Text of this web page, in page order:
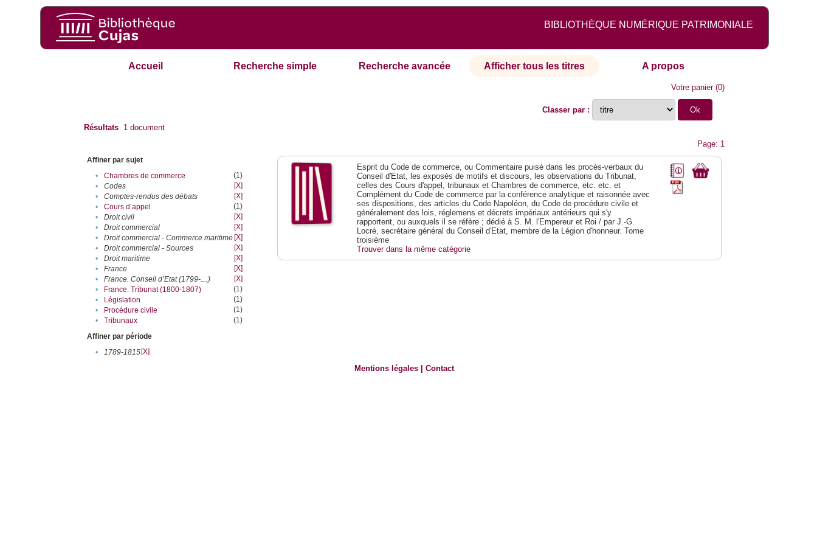
BIBLIOTHÈQUE NUMÉRIQUE PATRIMONIALE
Accueil Recherche simple Recherche avancée Afficher tous les titres A propos
Votre panier(0)
Classer par :
Résultats 1 document
Page: 1
Affiner par sujet
•
Chambres de commerce
(1)
•
Codes
[X]
•
Comptes-rendus des débats
[X]
•
Cours d’appel
(1)
•
Droit civil
[X]
•
Droit commercial
[X]
•
Droit commercial - Commerce maritime [X]
•
Droit commercial - Sources
[X]
•
Droit maritime
[X]
•
France
[X]
•
France. Conseil d’Etat (1799-....)
[X]
•
France. Tribunat (1800-1807)
(1)
•
Législation
(1)
•
Procédure civile
(1)
•
Tribunaux
(1)
Affiner par période
•
1789-1815[X]
Esprit du Code de commerce, ou Commentaire puisé dans les procès-verbaux du
Conseil d'Etat, les exposés de motifs et discours, les observations du Tribunat,
celles des Cours d'appel, tribunaux et Chambres de commerce, etc. etc. et
Complément du Code de commerce par la conférence analytique et raisonnée avec
ses dispositions, des articles du Code Napoléon, du Code de procédure civile et
généralement des lois, réglemens et décrets impériaux antérieurs qui s'y
rapportent, ou auxquels il se réfère ; dédié à S. M. l'Empereur et Roi / par J.-G.
Locré, secrétaire général du Conseil d'Etat, membre de la Légion d'honneur. Tome
troisième
Trouver dans la même catégorie
Mentions légales |Contact